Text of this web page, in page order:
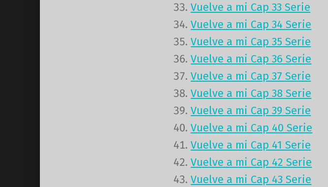
Vuelve a mi Cap 33 Serie
Vuelve a mi Cap 34 Serie
Vuelve a mi Cap 35 Serie
Vuelve a mi Cap 36 Serie
Vuelve a mi Cap 37 Serie
Vuelve a mi Cap 38 Serie
Vuelve a mi Cap 39 Serie
Vuelve a mi Cap 40 Serie
Vuelve a mi Cap 41 Serie
Vuelve a mi Cap 42 Serie
Vuelve a mi Cap 43 Serie